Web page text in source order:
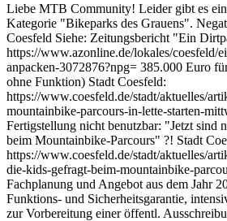
Liebe MTB Community! Leider gibt es
Kategorie "Bikeparks des Grauens".
Coesfeld Siehe: Zeitungsbericht "Ein
https://www.azonline.de/lokales/coesfeld/
anpacken-3072876?npg= 385.000 Euro
ohne Funktion) Stadt Coesfeld:
https://www.coesfeld.de/stadt/aktuelles/
mountainbike-parcours-in-lette-starten-
Fertigstellung nicht benutzbar: "Jetzt sind
beim Mountainbike-Parcours" ?! Stadt
https://www.coesfeld.de/stadt/aktuelles/
die-kids-gefragt-beim-mountainbike-
Fachplanung und Angebot aus dem Jahr
Funktions- und Sicherheitsgarantie,
zur Vorbereitung einer öffentl.